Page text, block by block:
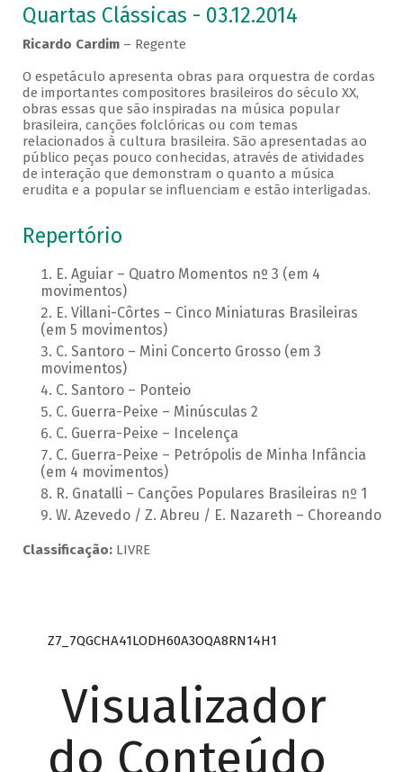
Quartas Clássicas - 03.12.2014
Ricardo Cardim – Regente
O espetáculo apresenta obras para orquestra de cordas
de importantes compositores brasileiros do século XX,
obras essas que são inspiradas na música popular
brasileira, canções folclóricas ou com temas
relacionados à cultura brasileira. São apresentadas ao
público peças pouco conhecidas, através de atividades
de interação que demonstram o quanto a música
erudita e a popular se influenciam e estão interligadas.
Repertório
E. Aguiar – Quatro Momentos nº 3 (em 4
movimentos)
E. Villani-Côrtes – Cinco Miniaturas Brasileiras
(em 5 movimentos)
C. Santoro – Mini Concerto Grosso (em 3
movimentos)
C. Santoro – Ponteio
C. Guerra-Peixe – Minúsculas 2
C. Guerra-Peixe – Incelença
C. Guerra-Peixe – Petrópolis de Minha Infância
(em 4 movimentos)
R. Gnatalli – Canções Populares Brasileiras nº 1
W. Azevedo / Z. Abreu / E. Nazareth – Choreando
Classificação:LIVRE
Z7_7QGCHA41LODH60A3OQA8RN14H1
Visualizador
do Conteúdo